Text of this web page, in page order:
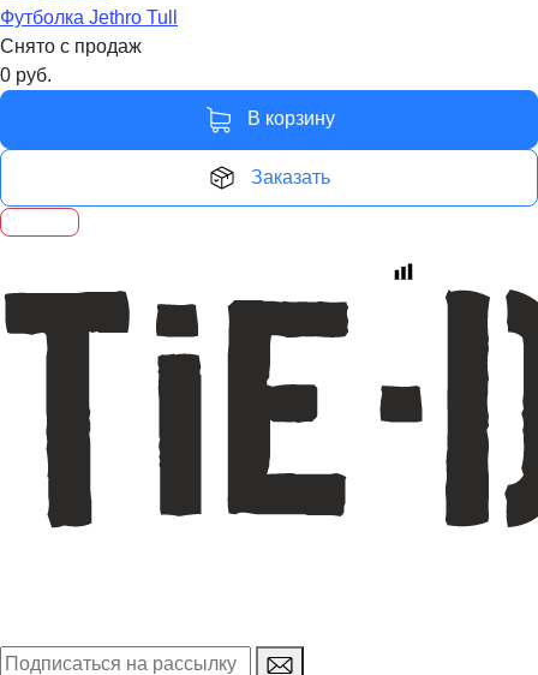
Футболка Jethro Tull
Снято с продаж
0 руб.
В корзину
Заказать